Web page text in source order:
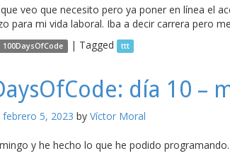
veo que necesito pero ya poner en línea el
para mi vida laboral. Iba a decir carrera pero
100DaysOfCode | Tagged ttt
día 10 –
febrero 5, 2023 by Víctor Moral
y he hecho lo que he podido